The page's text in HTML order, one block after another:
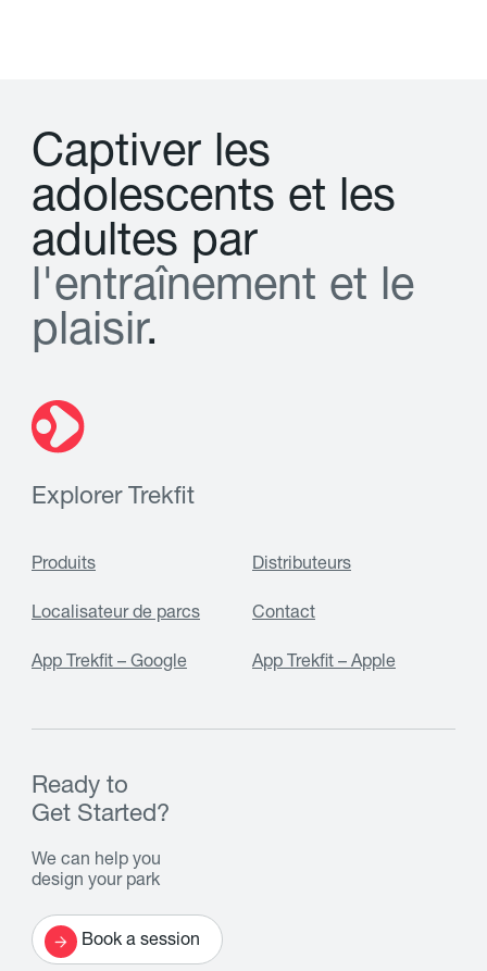
Captiver les
adolescents et les
adultes par
l'entraînement et le
plaisir.
Explorer Trekfit
Produits Distributeurs
Localisateur de parcs Contact
App Trekfit – Google App Trekfit – Apple
Ready to
Get Started?
We can help you
design your park
Book a session